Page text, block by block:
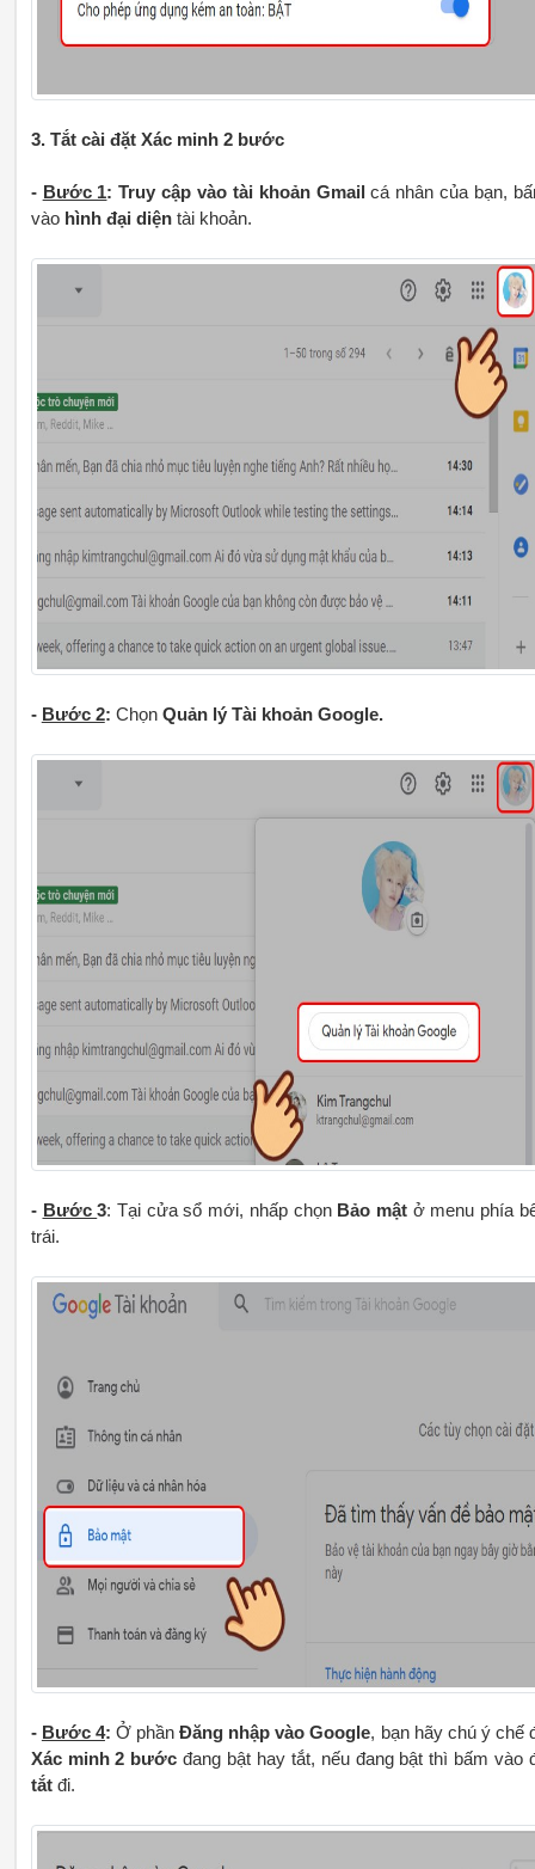
3. Tắt cài đặt Xác minh 2 bước
- Bước 1: Truy cập vào tài khoản Gmailcá nhân của bạn,
vào hình đại diệntài khoản.
- Bước 2: Chọn Quản lý Tài khoản Google.
- Bước3: Tại cửa sổ mới, nhấp chọn Bảo mật ở menu phía
trái.
- Bước 4: Ở phầnĐăng nhập vào Google, bạn hãy chú ý chế
Xác minh 2 bước đang bật hay tắt, nếu đang bật thì bấm vào
tắtđi.